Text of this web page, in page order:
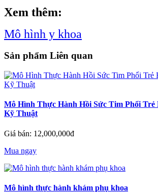
Xem thêm:
Mô hình y khoa
Sản phẩm Liên quan
Mô Hình Thực Hành Hồi Sức Tim Phổi Trẻ
Kỹ Thuật
Giá bán: 12,000,000đ
Mua ngay
Mô hình thực hành khám phụ khoa